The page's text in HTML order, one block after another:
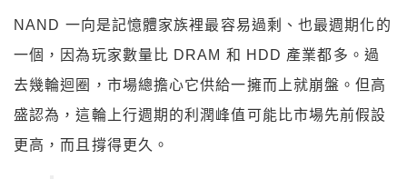
NAND 一向是記憶體家族裡最容易過剩、也最週期化的
一個，因為玩家數量比 DRAM 和 HDD 產業都多。過
去幾輪迴圈，市場總擔心它供給一擁而上就崩盤。但高
盛認為，這輪上行週期的利潤峰值可能比市場先前假設
更高，而且撐得更久。